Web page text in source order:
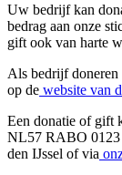
Uw bedrijf kan
bedrag aan onze
gift ook van harte
Als bedrijf
op de website van
Een donatie of gift
NL57 RABO 0123
den IJssel of via